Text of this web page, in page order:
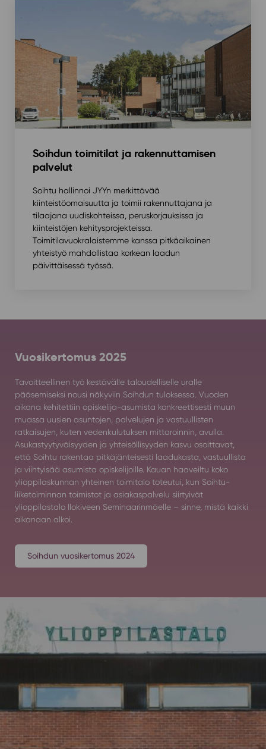
Soihdun toimitilat ja rakennuttamisen
palvelut
Soihtu hallinnoi JYYn merkittävää
kiinteistöomaisuutta ja toimii rakennuttajana ja
tilaajana uudiskohteissa, peruskorjauksissa ja
kiinteistöjen kehitysprojekteissa.
Toimitilavuokralaistemme kanssa pitkäaikainen
yhteistyö mahdollistaa korkean laadun
päivittäisessä työssä.
Vuosikertomus 2025
Tavoitteellinen työ kestävälle taloudelliselle uralle
pääsemiseksi nousi näkyviin Soihdun tuloksessa. Vuoden
aikana kehitettiin opiskelija-asumista konkreettisesti muun
muassa uusien asuntojen, palvelujen ja vastuullisten
ratkaisujen, kuten vedenkulutuksen mittaroinnin, avulla.
Asukastyytyväisyyden ja yhteisöllisyyden kasvu osoittavat,
että Soihtu rakentaa pitkäjänteisesti laadukasta, vastuullista
ja viihtyisää asumista opiskelijoille. Kauan haaveiltu koko
ylioppilaskunnan yhteinen toimitalo toteutui, kun Soihtu-
liiketoiminnan toimistot ja asiakaspalvelu siirtyivät
ylioppilastalo Ilokiveen Seminaarinmäelle – sinne, mistä kaikki
aikanaan alkoi.
Soihdun vuosikertomus 2024